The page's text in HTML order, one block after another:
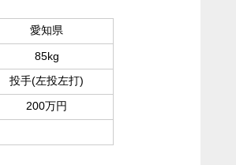
愛知県
85kg
投手(左投左打)
200万円